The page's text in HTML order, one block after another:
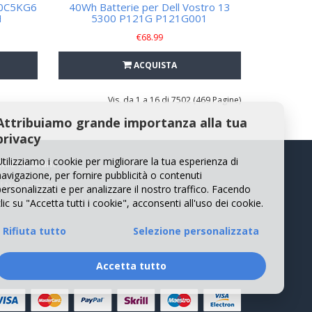
40Wh Batterie per Dell Vostro 13
5300 P121G P121G001
€68.99
ACQUISTA
Vis. da 1 a 16 di 7502 (469 Pagine)
Mio Account
Mio Account
Ordini
grande importanza alla tua
i cookie per migliorare la tua esperienza di
per fornire pubblicità o contenuti
e per analizzare il nostro traffico. Facendo
su "Accetta tutti i cookie", acconsenti all'uso dei cookie.
Rifiuta tutto Selezione personalizzata
Accetta tutto